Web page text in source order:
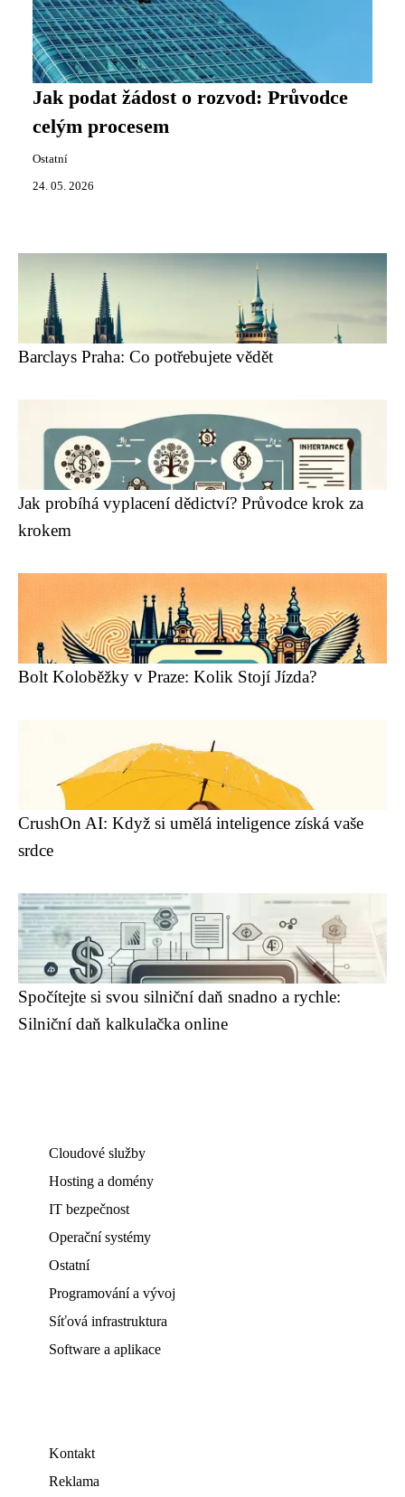
Jak podat žádost o rozvod: Průvodce
celým procesem
Ostatní
24. 05. 2026
Barclays Praha: Co potřebujete vědět
Jak probíhá vyplacení dědictví? Průvodce krok za
krokem
Bolt Koloběžky v Praze: Kolik Stojí Jízda?
CrushOn AI: Když si umělá inteligence získá vaše
srdce
Spočítejte si svou silniční daň snadno a rychle:
Silniční daň kalkulačka online
Cloudové služby
Hosting a domény
IT bezpečnost
Operační systémy
Ostatní
Programování a vývoj
Síťová infrastruktura
Software a aplikace
Kontakt
Reklama